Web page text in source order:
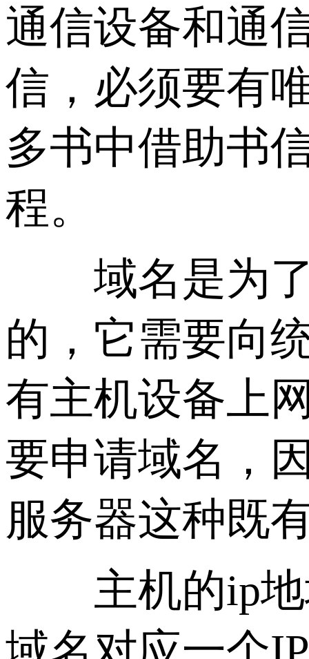
通信设备和通
信，必须要有
多书中借助书
程。
域名是为了
的，它需要向
有主机设备上
要申请域名，
服务器这种既
主机的ip地